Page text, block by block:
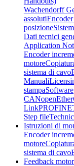
Wachendorff
assoluti
posizione
Dati tecnici
Application
Encoder
motore
sistema di cavo
Manuali
stampaSoftware
CANopen
Link
Step file
Istruzioni di
Encoder
motore
sistema di cavo
Feedback